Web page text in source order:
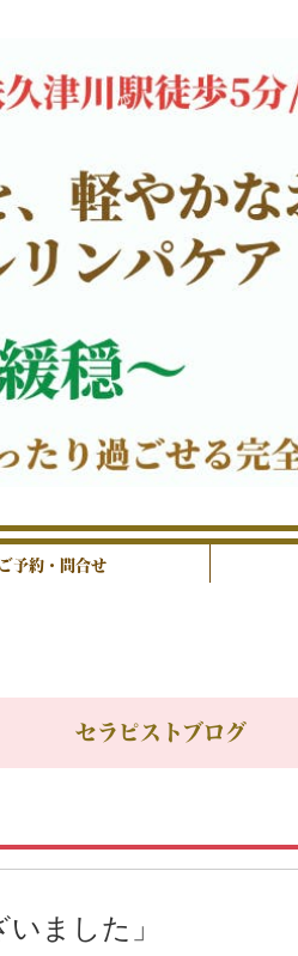
ご予約・問合せ
セラピストブログ
ました」